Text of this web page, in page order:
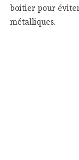
boitier pour
métalliques.